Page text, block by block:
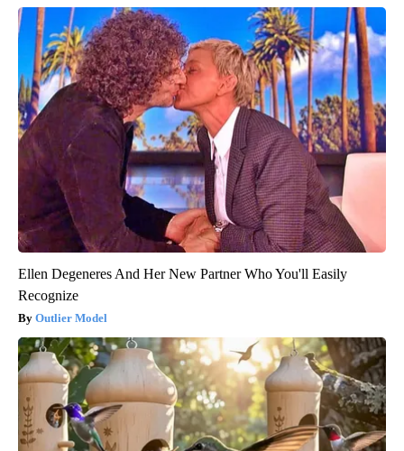
Ellen Degeneres And Her New Partner Who You'll Easily
Recognize
Outlier Model